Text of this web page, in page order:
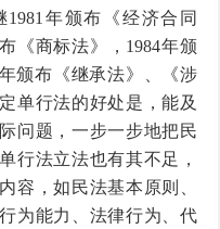
年颁布《经济合同
《商标法》，1984年颁
颁布《继承法》、《涉
单行法的好处是，能及
问题，一步一步地把民
行法立法也有其不足，
容，如民法基本原则、
为能力、法律行为、代